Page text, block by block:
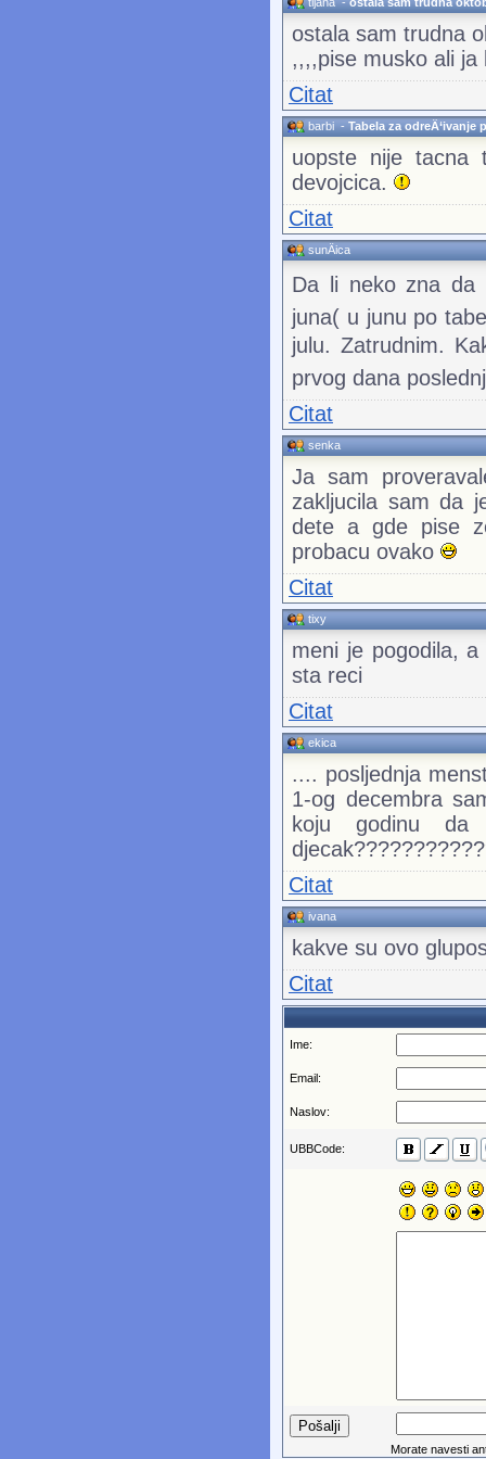
ostala sam trudna
,,,,pise musko ali ja
Citat
barbi - Tabela za odreÄ‘ivanje
uopste nije tacna
devojcica.
Citat
sunÄica
Da li neko zna da
juna( u junu po
julu. Zatrudnim.
prvog dana
Citat
senka
Ja sam
zakljucila sam da
dete a gde pise
probacu ovako
Citat
tixy
meni je pogodila,
sta reci
Citat
ekica
.... posljednja
1-og decembra
koju godinu
Citat
ivana
kakve su ovo
Citat
Ime:
Email:
Naslov:
UBBCode:
Morate navesti